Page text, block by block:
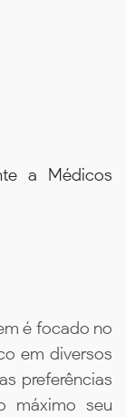
a Médicos
é focado no
em diversos
preferências
máximo seu